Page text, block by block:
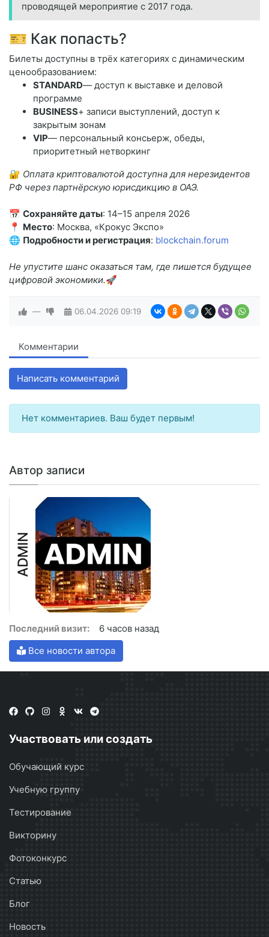
проводящей мероприятие с 2017 года.
🎫 Как попасть?
Билеты доступны в трёх категориях с динамическим
ценообразованием:
STANDARD— доступ к выставке и деловой
программе
BUSINESS+ записи выступлений, доступ к
закрытым зонам
VIP— персональный консьерж, обеды,
приоритетный нетворкинг
🔐 Оплата криптовалютой доступна для нерезидентов
РФ через партнёрскую юрисдикцию в ОАЭ.
📅 Сохраняйте даты: 14–15 апреля 2026
📍 Место: Москва, «Крокус Экспо»
🌐 Подробности и регистрация: blockchain.forum
Не упустите шанс оказаться там, где пишется будущее
цифровой экономики.🚀
— 06.04.2026 09:19
Комментарии
Написать комментарий
Нет комментариев. Ваш будет первым!
Автор записи
ADMIN
Последний визит:
6 часов назад
Все новости автора
Участвовать или создать
Обучающий курс
Учебную группу
Тестирование
Викторину
Фотоконкурс
Статью
Блог
Новость